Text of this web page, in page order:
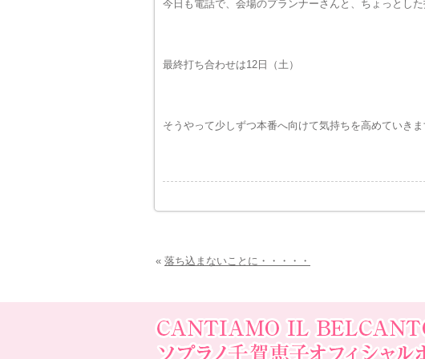
今日も電話で、会場のプランナーさんと、ちょっとし
最終打ち合わせは12日（土）
そうやって少しずつ本番へ向けて気持ちを高めていきま
« 落ち込まないことに・・・・・